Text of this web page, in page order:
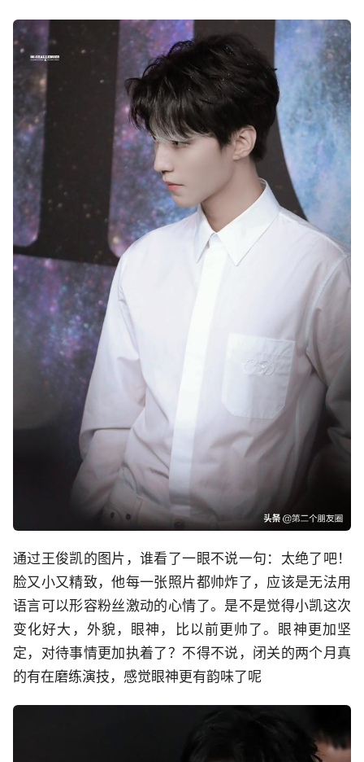
通过王俊凯的图片，谁看了一眼不说一句：太绝了吧！
脸又小又精致，他每一张照片都帅炸了，应该是无法用
语言可以形容粉丝激动的心情了。是不是觉得小凯这次
变化好大，外貌，眼神，比以前更帅了。眼神更加坚
定，对待事情更加执着了？不得不说，闭关的两个月真
的有在磨练演技，感觉眼神更有韵味了呢